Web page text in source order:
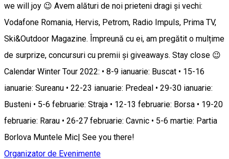
we will joy 😉 Avem alături de noi prieteni dragi și vechi:
Vodafone Romania, Hervis, Petrom, Radio Impuls, Prima TV,
Ski&Outdoor Magazine. Împreună cu ei, am pregătit o mulțime
de surprize, concursuri cu premii și giveaways. Stay close 😉
Calendar Winter Tour 2022: • 8-9 ianuarie: Buscat • 15-16
ianuarie: Sureanu • 22-23 ianuarie: Predeal • 29-30 ianuarie:
Busteni • 5-6 februarie: Straja • 12-13 februarie: Borsa • 19-20
februarie: Rarau • 26-27 februarie: Cavnic • 5-6 martie: Partia
Borlova Muntele Mic| See you there!
Organizator de Evenimente